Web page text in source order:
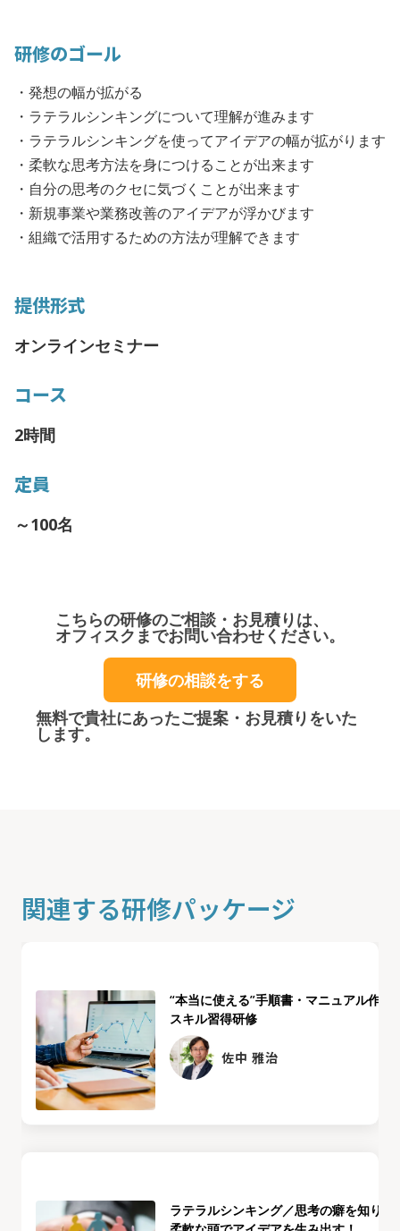
研修のゴール
・発想の幅が拡がる
・ラテラルシンキングについて理解が進みます
・ラテラルシンキングを使ってアイデアの幅が拡がります
・柔軟な思考方法を身につけることが出来ます
・自分の思考のクセに気づくことが出来ます
・新規事業や業務改善のアイデアが浮かびます
・組織で活用するための方法が理解できます
提供形式
オンラインセミナー
コース
2時間
定員
～100名
こちらの研修のご相談・お見積りは、
オフィスクまでお問い合わせください。
研修の相談をする
無料で貴社にあったご提案・お見積りをいた
します。
関連する研修パッケージ
“本当に使える”手順書・マニュアル作成
スキル習得研修
佐中 雅治
ラテラルシンキング／思考の癖を知り、